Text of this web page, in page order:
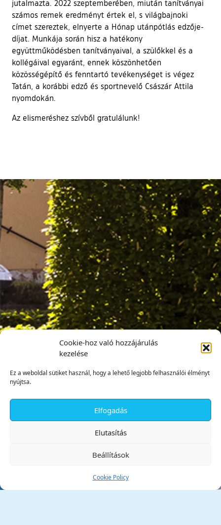
Cookie-hoz való hozzájárulás
kezelése
Ez a weboldal sütiket használ, hogy a lehető legjobb felhasználói élményt
nyújtsa.
Elfogadás
Elutasítás
Beállítások
Cookie Policy
jutalmazta. 2022 szeptemberében, miután tanítványai
számos remek eredményt értek el, s világbajnoki
címet szereztek, elnyerte a Hónap utánpótlás edzője-
díjat. Munkája során hisz a hatékony
együttműködésben tanítványaival, a szülőkkel és a
kollégáival egyaránt, ennek köszönhetően
közösségépítő és fenntartó tevékenységet is végez
Tatán, a korábbi edző és sportnevelő Császár Attila
nyomdokán.
Az elismeréshez szívből gratulálunk!
Tata Város Önkormányzata
✕